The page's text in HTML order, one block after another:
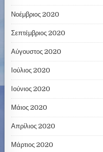
Νοέμβριος 2020
Σεπτέμβριος 2020
Αύγουστος 2020
Ιούλιος 2020
Ιούνιος 2020
Μάιος 2020
Απρίλιος 2020
Μάρτιος 2020